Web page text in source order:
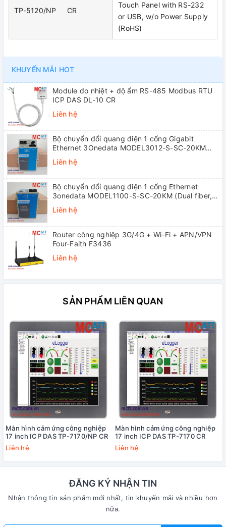
TP-5120/NP CR
Touch Panel with RS-232
or USB, w/o Power Supply
(RoHS)
KHUYẾN MÃI HOT
Module đo nhiệt + độ ẩm RS-485 Modbus RTU
ICP DAS DL-10 CR
Liên hệ
Bộ chuyển đổi quang điện 1 cổng Gigabit
Ethernet 3Onedata MODEL3012-S-SC-20KM
Liên hệ
Bộ chuyển đổi quang điện 1 cổng Ethernet
3onedata MODEL1100-S-SC-20KM (Dual fiber,
Liên hệ
Router công nghiệp 3G/4G + Wi-Fi + APN/VPN
Four-Faith F3436
Liên hệ
SẢN PHẨM LIÊN QUAN
Màn hình cảm ứng công nghiệp
17 inch ICP DAS TP-7170/NP CR
Liên hệ
Màn hình cảm ứng công nghiệp
17 inch ICP DAS TP-7170 CR
Liên hệ
ĐĂNG KÝ NHẬN TIN
Nhận thông tin sản phẩm mới nhất, tin khuyến mãi và nhiều hơn
nữa.